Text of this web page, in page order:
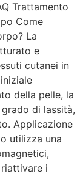
Trattamento
Come
La
e
cutanei in
della pelle, la
di lassità,
Applicazione
utilizza una
i